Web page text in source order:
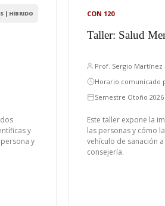
| HÍBRIDO
y
y
CON 120
Taller: Salud
Prof. Sergio Martínez
Horario comunicado
Semestre Otoño 2026
Este taller expone la
las personas y cómo
vehículo de sanación
consejería.